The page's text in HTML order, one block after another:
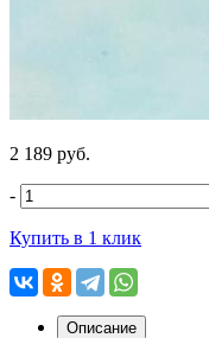
2 189 руб.
-
Купить в 1 клик
Описание